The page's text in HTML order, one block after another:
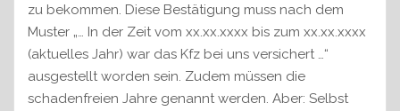
zu bekommen. Diese Bestätigung muss nach dem
Muster „… In der Zeit vom xx.xx.xxxx bis zum xx.xx.xxxx
(aktuelles Jahr) war das Kfz bei uns versichert …“
ausgestellt worden sein. Zudem müssen die
schadenfreien Jahre genannt werden. Aber: Selbst